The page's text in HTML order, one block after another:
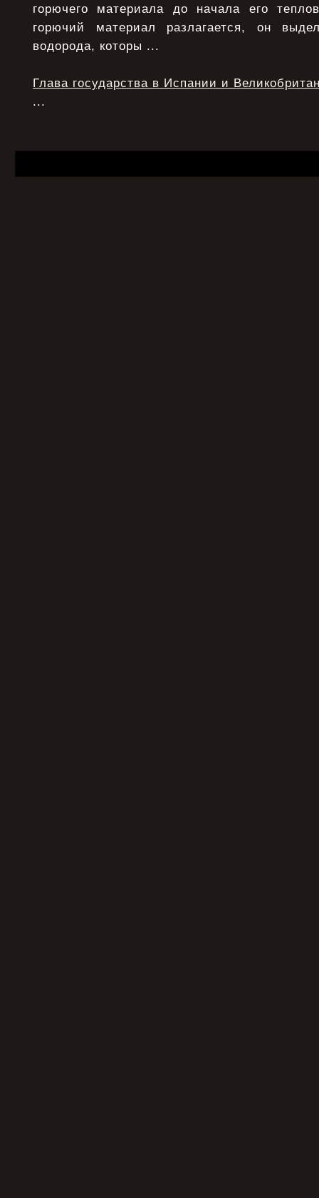
горючего материала до начала его
горючий материал разлагается, он
водорода, которы ...
Глава государства в Испании и
...